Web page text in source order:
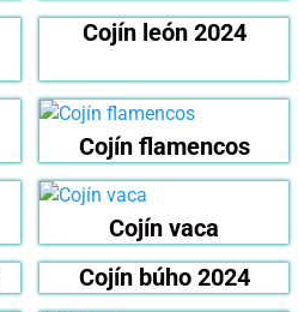
Cojín león 2024
Cojín flamencos
Cojín vaca
Cojín búho 2024